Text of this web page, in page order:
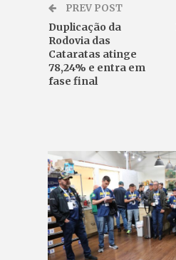
PREV POST
Duplicação da
Rodovia das
Cataratas atinge
78,24% e entra em
fase final